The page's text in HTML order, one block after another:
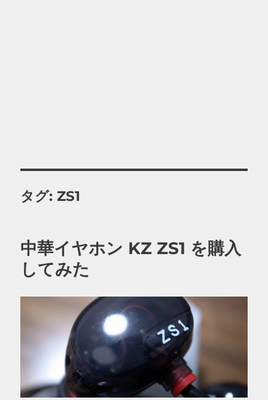
タグ: ZS1
中華イヤホン KZ ZS1 を購入
してみた